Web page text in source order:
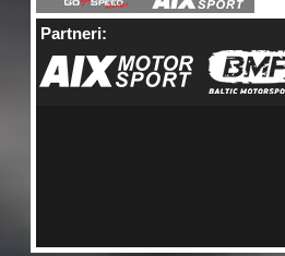
Partneri: